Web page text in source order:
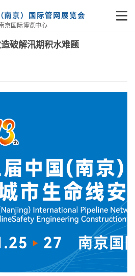
南京）国际管网展览会
京国际博览中心
破解汛期积水难题